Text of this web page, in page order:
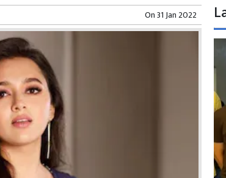
On31 Jan 2022